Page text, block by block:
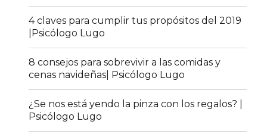
4 claves para cumplir tus propósitos del 2019
|Psicólogo Lugo
8 consejos para sobrevivir a las comidas y
cenas navideñas| Psicólogo Lugo
¿Se nos está yendo la pinza con los regalos? |
Psicólogo Lugo